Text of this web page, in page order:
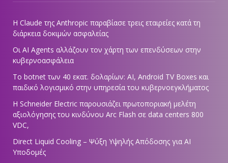
Η Claude της Anthropic παραβίασε τρεις εταιρείες κατά τη
διάρκεια δοκιμών ασφαλείας
Οι AI Agents αλλάζουν τον χάρτη των επενδύσεων στην
κυβερνοασφάλεια
Το botnet των 40 εκατ. δολαρίων: AI, Android TV Boxes και
παιδικό λογισμικό στην υπηρεσία του κυβερνοεγκλήματος
Η Schneider Electric παρουσιάζει πρωτοποριακή μελέτη
αξιολόγησης του κινδύνου Arc Flash σε data centers 800
VDC,
Direct Liquid Cooling – Ψύξη Υψηλής Απόδοσης για AI
Υποδομές